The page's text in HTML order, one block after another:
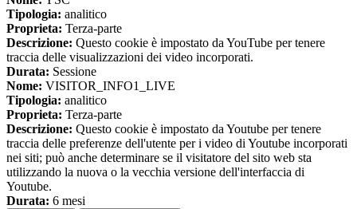
Tipologia: analitico
Proprieta: Terza-parte
Descrizione: Questo cookie è impostato da YouTube per tenere
traccia delle visualizzazioni dei video incorporati.
Durata: Sessione
Nome: VISITOR_INFO1_LIVE
Tipologia: analitico
Proprieta: Terza-parte
Descrizione: Questo cookie è impostato da Youtube per tenere
traccia delle preferenze dell'utente per i video di Youtube incorporati
nei siti; può anche determinare se il visitatore del sito web sta
utilizzando la nuova o la vecchia versione dell'interfaccia di
Youtube.
Durata: 6 mesi